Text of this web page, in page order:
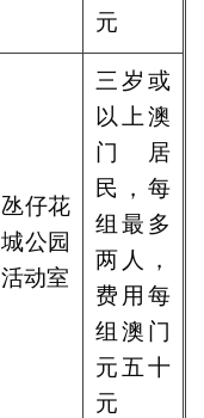
元
氹仔花
城公园
活动室
三岁或
以上澳
门居
民，每
组最多
两人，
费用每
组澳门
元五十
元